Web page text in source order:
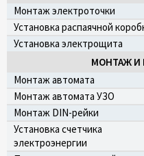
Монтаж электроточки
Установка распаячной
Установка электрощита
МОНТАЖ
Монтаж автомата
Монтаж автомата УЗО
Монтаж DIN-рейки
Установка счетчика
электроэнергии